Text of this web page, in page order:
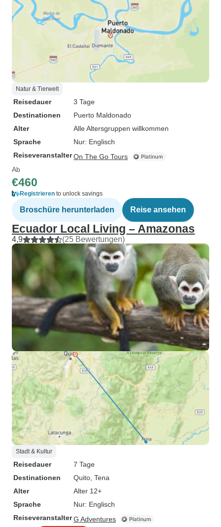
Natur & Tierwelt
Reisedauer
3 Tage
Destinationen
Puerto Maldonado
Alter
Alle Altersgruppen willkommen
Sprache
Nur: Englisch
ReiseveranstalterOn The Go Tours
Ab
€460
Registrieren to unlock savings
Broschüre herunterladen Reise ansehen
Ecuador Local Living – Amazonas
4,9 (25 Bewertungen)
Stadt & Kultur
Reisedauer
7 Tage
Destinationen
Quito , Tena
Alter
Alter 12+
Sprache
Nur: Englisch
ReiseveranstalterG Adventures